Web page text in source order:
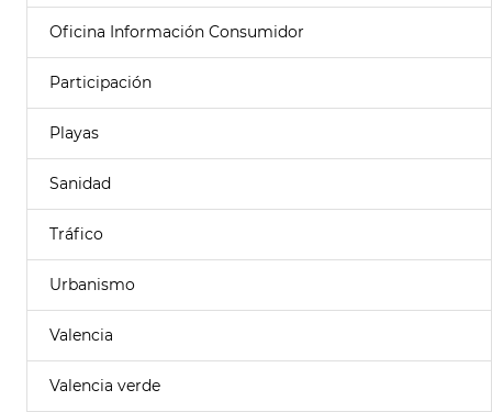
Oficina Información Consumidor
Participación
Playas
Sanidad
Tráfico
Urbanismo
Valencia
Valencia verde